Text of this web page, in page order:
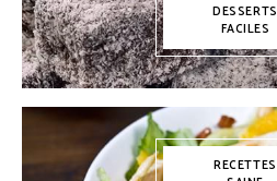
DESSERTS
FACILES
RECETTES